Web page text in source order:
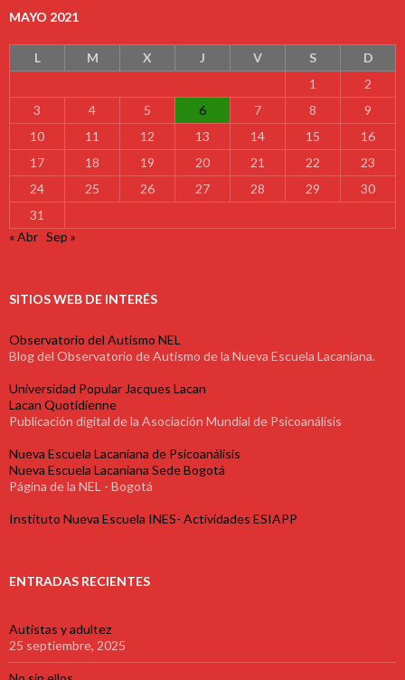
MAYO 2021
L M X J V S
D
1
2
3
4 5 6 7 8
9
10
11 12 13 14 15
16
17
18 19 20 21 22
23
24
25 26 27 28 29
30
31
« Abr Sep »
SITIOS WEB DE INTERÉS
Observatorio del Autismo NEL
Blog del Observatorio de Autismo de la Nueva Escuela Lacaniana.
Universidad Popular Jacques Lacan
Lacan Quotidienne
Publicación digital de la Asociación Mundial de Psicoanálisis
Nueva Escuela Lacaniana de Psicoanálisis
Nueva Escuela Lacaniana Sede Bogotá
Página de la NEL - Bogotá
Instituto Nueva Escuela INES- Actividades ESIAPP
ENTRADAS RECIENTES
Autistas y adultez
25 septiembre, 2025